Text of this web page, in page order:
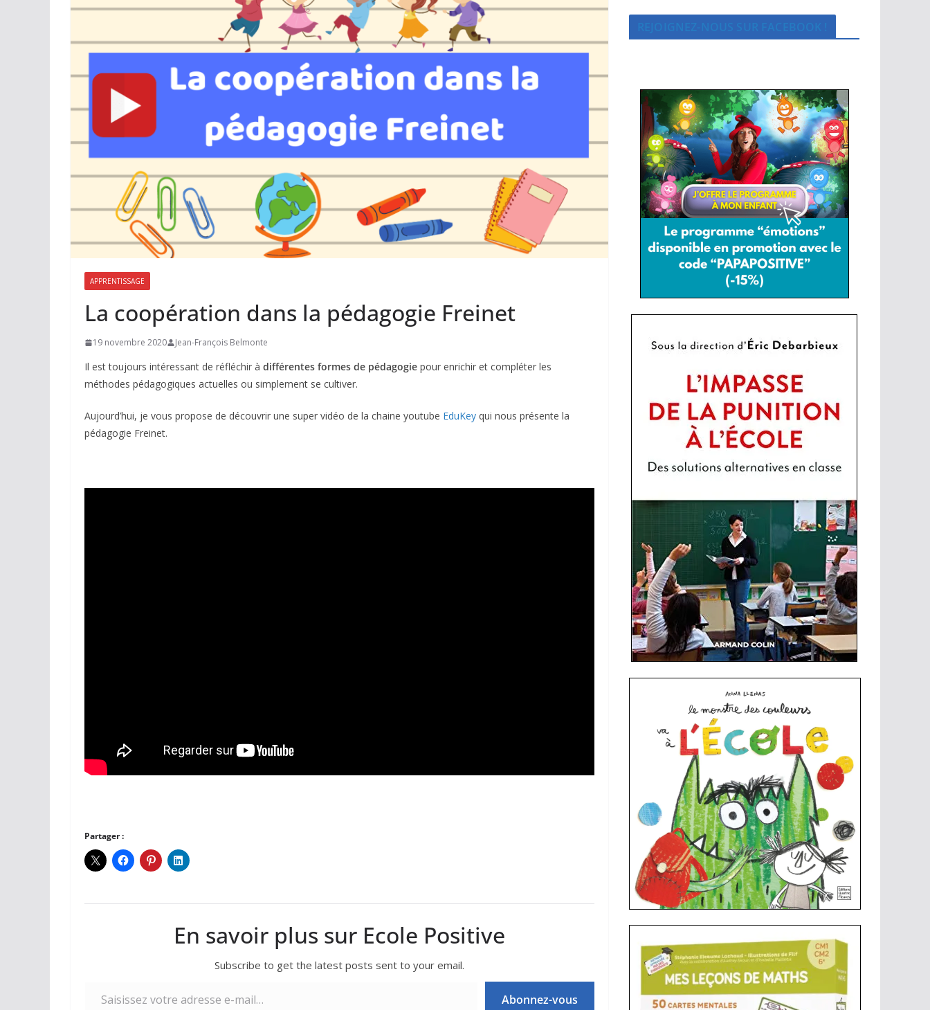
APPRENTISSAGE
La coopération dans la pédagogie Freinet
19 novembre 2020 Jean-François Belmonte
Il est toujours intéressant de réfléchir à différentes formes de pédagogie pour enrichir et compléter les
méthodes pédagogiques actuelles ou simplement se cultiver.
Aujourd’hui, je vous propose de découvrir une super vidéo de la chaine youtube EduKey qui nous présente la
pédagogie Freinet.
Partager :
En savoir plus sur Ecole Positive
Subscribe to get the latest posts sent to your email.
Abonnez-vous
REJOIGNEZ-NOUS SUR FACEBOOK !